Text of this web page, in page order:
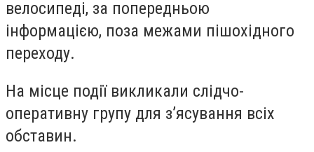
велосипеді, за попередньою
інформацією, поза межами пішохідного
переходу.
На місце події викликали слідчо-
оперативну групу для з’ясування всіх
обставин.